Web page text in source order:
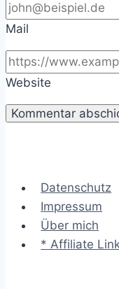
Mail
Website
Datenschutz
Impressum
Über mich
* Affiliate